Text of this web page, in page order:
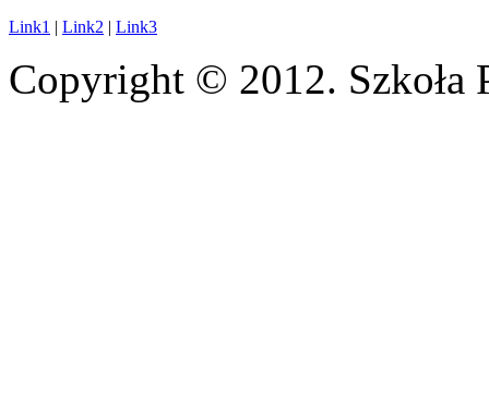
Link1 | Link2 | Link3
Copyright © 2012. Szkoła